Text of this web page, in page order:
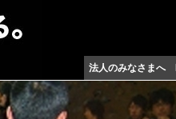
法人のみなさまへ